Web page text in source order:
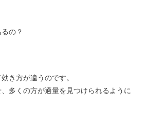
の？
き方が違うのです。
多くの方が適量を見つけられるように